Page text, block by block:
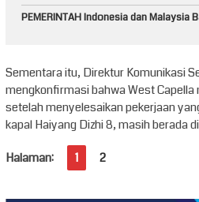
PEMERINTAH Indonesia dan Malaysia
Sementara itu, Direktur Komunikasi
mengkonfirmasi bahwa West Capella
setelah menyelesaikan pekerjaan
kapal Haiyang Dizhi 8, masih berada
Halaman:
1 2